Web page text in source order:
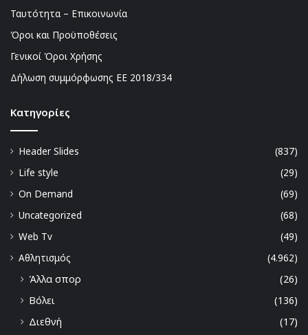
Ταυτότητα – Επικοινωνία
Όροι και Προϋποθέσεις
Γενικοί Όροι Χρήσης
Δήλωση συμμόρφωσης ΕΕ 2018/334
Kατηγορίες
Header Slides
(837)
Life style
(29)
On Demand
(69)
Uncategorized
(68)
Web Tv
(49)
Αθλητισμός
(4.962)
Άλλα σπορ
(26)
Βόλει
(136)
Διεθνή
(17)